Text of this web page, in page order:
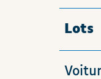
Lots